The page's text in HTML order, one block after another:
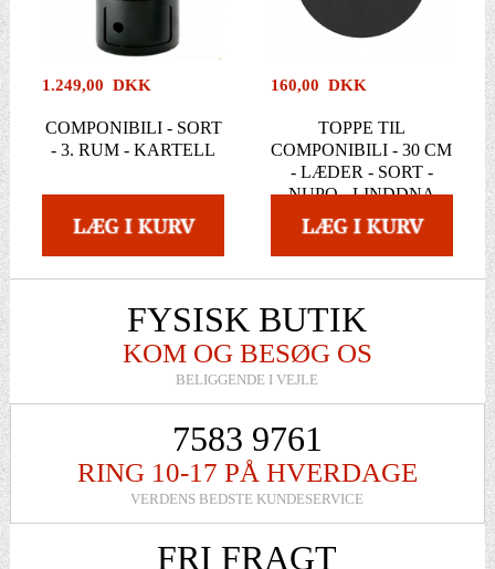
1.249,00 DKK
COMPONIBILI - SORT
- 3. RUM - KARTELL
160,00 DKK
TOPPE TIL
COMPONIBILI - 30 CM
- LÆDER - SORT -
NUPO - LINDDNA
FYSISK BUTIK
KOM OG BESØG OS
BELIGGENDE I VEJLE
7583 9761
RING 10-17 PÅ HVERDAGE
VERDENS BEDSTE KUNDESERVICE
FRI FRAGT